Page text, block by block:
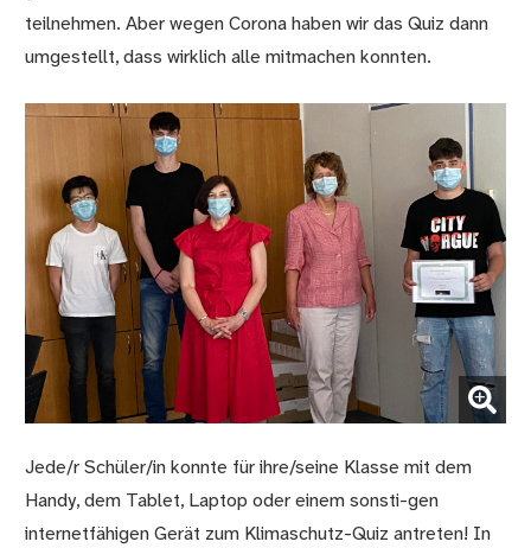
teilnehmen. Aber wegen Corona haben wir das Quiz dann
umgestellt, dass wirklich alle mitmachen konnten.
(Bild vergrößern)
Jede/r Schüler/in konnte für ihre/seine Klasse mit dem
Handy, dem Tablet, Laptop oder einem sonsti-gen
internetfähigen Gerät zum Klimaschutz-Quiz antreten! In